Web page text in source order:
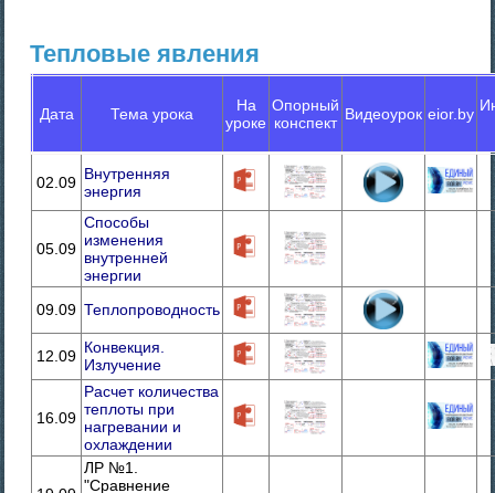
Тепловые явления
Дата Тема урока
На
уроке
Опорный
конспект Видеоурок eior.by
02.09 Внутренняя
энергия
05.09
Способы
изменения
внутренней
энергии
09.09 Теплопроводность
12.09 Конвекция.
Излучение
16.09
Расчет количества
теплоты при
нагревании и
охлаждении
ЛР №1.
"Сравнение